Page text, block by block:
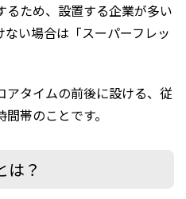
るため、設置する企業が多い
い場合は「スーパーフレッ
アタイムの前後に設ける、従
帯のことです。
は？